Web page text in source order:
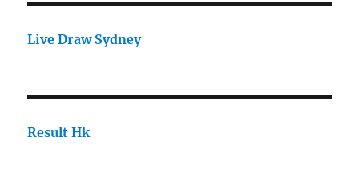
Live Draw Sydney
Result Hk